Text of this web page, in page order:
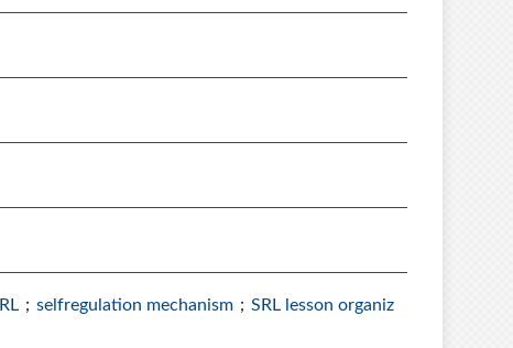
； selfregulation mechanism ； SRL lesson organiz